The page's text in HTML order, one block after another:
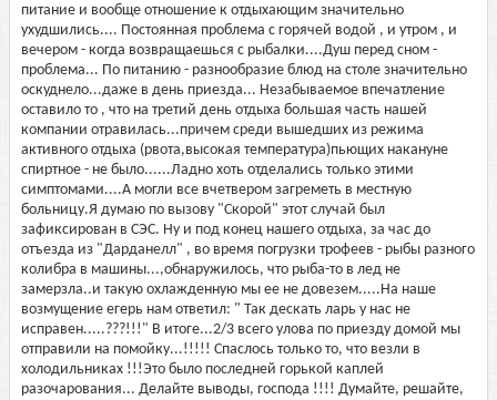
питание и вообще отношение к отдыхающим значительно
ухудшились.... Постоянная проблема с горячей водой , и утром , и
вечером - когда возвращаешься с рыбалки....Душ перед сном -
проблема... По питанию - разнообразие блюд на столе значительно
оскуднело...даже в день приезда... Незабываемое впечатление
оставило то , что на третий день отдыха большая часть нашей
компании отравилась...причем среди вышедших из режима
активного отдыха (рвота,высокая температура)пьющих накануне
спиртное - не было......Ладно хоть отделались только этими
симптомами....А могли все вчетвером загреметь в местную
больницу.Я думаю по вызову "Скорой" этот случай был
зафиксирован в СЭС. Ну и под конец нашего отдыха, за час до
отъезда из "Дарданелл" , во время погрузки трофеев - рыбы разного
колибра в машины...,обнаружилось, что рыба-то в лед не
замерзла..и такую охлажденную мы ее не довезем.....На наше
возмущение егерь нам ответил: " Так дескать ларь у нас не
исправен.....???!!!" В итоге...2/3 всего улова по приезду домой мы
отправили на помойку...!!!!! Спаслось только то, что везли в
холодильниках !!!Это было последней горькой каплей
разочарования... Делайте выводы, господа !!!! Думайте, решайте,